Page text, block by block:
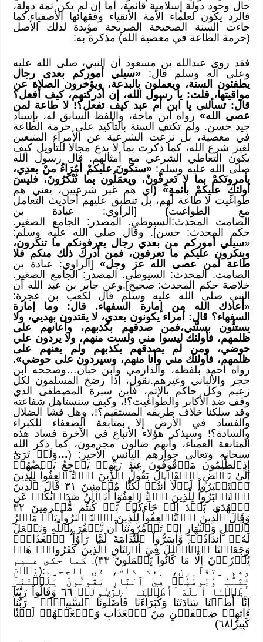
حال وجود دولة إسلامية قائمة، أما إن لم يكن ثمة دولة،
فالرد يكون لعلماء الأمة الأنقياء وفقهائها الأصفياء.كما
جاءت السنة الصحيحة الصريحة مؤيدة لذلك الأصل
(حرمة الطاعة في معصية الله) مذكرة به:
فقد روى عبدالله بن مسعود أن النبي، صلى الله عليه
وعلى آله وسلم قال: «سيلي أموركم بعدى رجال
يطفئون السنة، ويعملون بالبدعة، ويؤخرون الصلاة عن
مواقيتها، قلت: يا رسول الله، إن أدركتهم، كيف أفعل؟
قال: تسألنى يا ابن أم عبد كيف تفعل؟! لا طاعة لمن
عصى الله»رواه ابن ماجة، واللفظ السابق له، بإسناد
جيد حسن. ولم تكتفِ السنة بالتأكيد على حرمة الطاعة
في معصية، بل نزعت الشرعية عن الأمراء المتبعين
لغير شرع الله، كما ذكرت بما لا يدع مجالًا للتأويل كيف
يكون التعاطي الشرعي مع أمثالهم. قال رسول الله
صلى الله عليه وسلم: «ستكونَ عليكمْ أمُرَاءُ منْ بعدِي،
يأمرونَكمْ بما لا تَعرِفُونْ، ويعمَلُون بما تُنْكرُونَ، فليسَ
أولئكِ عليكمْ بأئمةٍ» (أي هم غير شرعيين، يعني هم
طواغيت لا طاعة لهم، بل تنطبق عليهم أحاديث التعامل
مع الطواغيت) [الراوي: عبادة بن
الصامت المحدث:السيوطي. المصدر: الجامع الصغير.
حكم المحدث: حسن]. وقال صلى الله عليه وسلم:
«سيلي أموركم من بعدي رجال يعرفونكم ما تنكرون،
وينكرون عليكم ما تعرفون، فمن أدرك ذلك منكم فلا
طاعة لمن عصى الله عز وجل» [الراوي: عبادة بن
الصامت. المحدث: السيوطي. المصدر: الجامع الصغير.
خلاصة حكم المحدث: صحيح].وعن جابر بن عبد الله أن
النبي صلى الله عليه وسلم قال لكعب بن عجرة:
«أعاذك الله من إمارة السفهاء. قال: وما إمارة
السفهاء؟ قال: أمراء يكونون بعدي، لا يقتدون بهديي، ولا
يستنُّون بسنَّتي،فمن صدقهم بكذبهم، وأعانهم على
ظلمهم، فأولئك ليسوا مني ولست منهم، ولا يردون علي
حوضي، ومن لم يصدقهم بكذبهم ولم يعنهم على
ظلمهم، فأولئك مني وأنا منهم، وسيردون على حوضي».
رواه أحمد بلفظه، والدارمي وابن حبان…وصححه ابن
حجر والألباني وغيرهم.نقول، إذا رضخ المسلمون لكل
زعيم وكل حاكم بالإثم، فأين سيرة المصطفى الذي
وقف ضد الأكابر والطواغيت؟!، وكيف سنستأهل شفاعته
وقد سلكنا خلاف طريقه المستقيم؟!، وهل فشا الضلال
والفساد في الأرض إلا بمتابعة الضعفاء للكبراء
والسادة؟! وسيذكر هؤلاء الأتباع في الآخرة فساد هذه
المتابعة العمياء، وأنهم ضالون مجرمون، كما ذكر الله
سبحانه وتعالى حوارهم اليائس الأخير: (…وَلَوۡ تَرَىٰٓ
إِذِٱلظَّٰلِمُونَ مَوۡقُوفُونَ عِندَ رَبِّهِمۡ يَرۡجِعُ بَعۡضُهُمۡ
إِلَىٰ بَعۡضٍ ٱلۡقَوۡلَ يَقُولُ ٱلَّذِينَ ٱسۡتُضۡعِفُواْ لِلَّذِينَ
ٱسۡتَكۡبَرُواْ لَوۡلَآ أَنتُمۡ لَكُنَّا مُؤۡمِنِينَ ٣١ قَالَ ٱلَّذِينَ
ٱسۡتَكۡبَرُواْ لِلَّذِينَ ٱسۡتُضۡعِفُوٓاْ أَنَحۡنُ صَدَدۡنَٰكُمۡ عَنِ
ٱلۡهُدَىٰ بَعۡدَ إِذۡ جَآءَكُمۖ بَلۡ كُنتُم مُّجۡرِمِينَ ٣٢
وَقَالَ ٱلَّذِينَ ٱسۡتُضۡعِفُواْ لِلَّذِينَ ٱسۡتَكۡبَرُواْ بَلۡ مَكۡرُ
ٱلَّيۡلِ وَٱلنَّهَارِ إِذۡ تَأۡمُرُونَنَآ أَن نَّكۡفُرَ بِٱللَّهِ وَنَجۡعَلَ
لَهُۥٓ أَندَادٗاۚ وَأَسَرُّواْ ٱلنَّدَامَةَ لَمَّا رَأَوُاْ ٱلۡعَذَابَۚ
وَجَعَلۡنَا ٱلۡأَغۡلَٰلَ فِيٓ أَعۡنَاقِ ٱلَّذِينَ كَفَرُواْۖ هَلۡ
يُجۡزَوۡنَ إِلَّا مَا كَانُواْ يَعۡمَلُونَ ٣٣). كما حكى عنهم
وهم يتقلبون، بعد ذلك، في الجحيم:(يَوۡمَ
تُقَلَّبُ وُجُوهُهُمۡ فِي ٱلنَّارِ يَقُولُونَ يَٰلَيۡتَنَآ
أَطَعۡنَا ٱللَّهَ َأَطَعۡنَا ٱلرَّسُولَا۠ ٦٦ وَقَالُواْ رَبَّنَآ
إِنَّآ أَطَعۡنَا سَادَتَنَا وَكُبَرَآءَنَا فَأَضَلُّونَا ٱلسَّبِيلَا۠ رَبَّنَآ
ءَاتِهِمۡ ضِعۡفَيۡنِ مِنَ ٱلۡعَذَابِ وَٱلۡعَنۡهُمۡ لَعۡنٗا
كَبِيرٗا٦٨)